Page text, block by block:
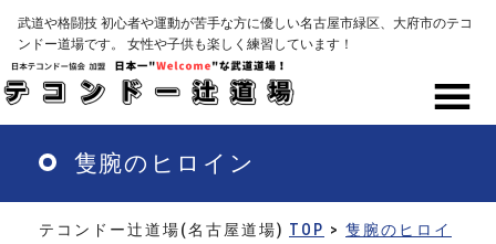
Skip
main
content
武道や格闘技 初心者や運動が苦手な方に優しい名古屋市緑区、大府市のテコ
ンドー道場です。 女性や子供も楽しく練習しています！
隻腕のヒロイン
テコンドー辻道場(名古屋道場) TOP > 隻腕のヒロイ